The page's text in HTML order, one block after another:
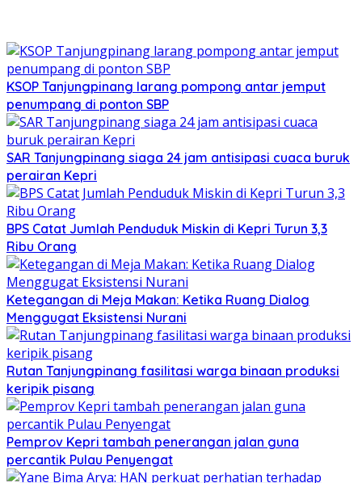
KSOP Tanjungpinang larang pompong antar jemput
penumpang di ponton SBP
SAR Tanjungpinang siaga 24 jam antisipasi cuaca buruk
perairan Kepri
BPS Catat Jumlah Penduduk Miskin di Kepri Turun 3,3
Ribu Orang
Ketegangan di Meja Makan: Ketika Ruang Dialog
Menggugat Eksistensi Nurani
Rutan Tanjungpinang fasilitasi warga binaan produksi
keripik pisang
Pemprov Kepri tambah penerangan jalan guna
percantik Pulau Penyengat